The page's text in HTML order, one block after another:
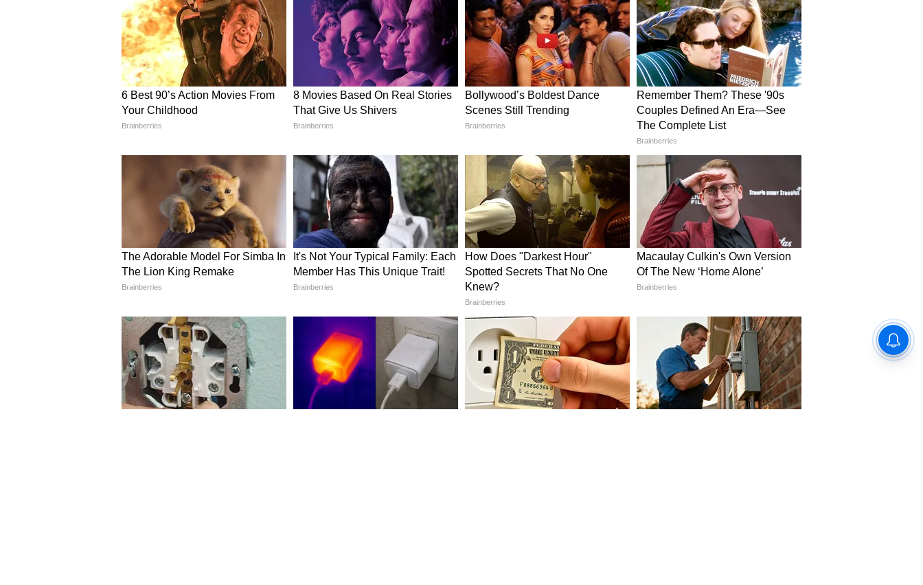
Related Articles
Maharashtra Rain Update :
राज्यात मान्सूनचा वेग वाढला; विदर्भात
ऑरेंज अलर्ट, मुंबईसह कोकणात
जोरदार पावसाचा इशारा
Pune : लोहगडावरुन पडून मृत्यू नाही,
तिने त्याला संपवलं
खासदारांनी पक्षप्रवेशावर काय कारण दिलं?
शिंदे गटात प्रवेश करणाऱ्या संजय जाधव, नागेश पाटील आष्टीकर, संजय देशमुख, ओमराजे
निंबाळकर, भाऊसाहेब वाकचौरे आणि संजय दिना पाटील या सर्व खासदारांनी मतदारसंघाच्या
कामासाठी पैसे मिळत नसल्याचं कारण दिलं . या खासदार निधी वाटपाच्या वादावर आणि आणि
आकडेवारीवर वायकर यांनी मत व्यक्त केलं आहे.